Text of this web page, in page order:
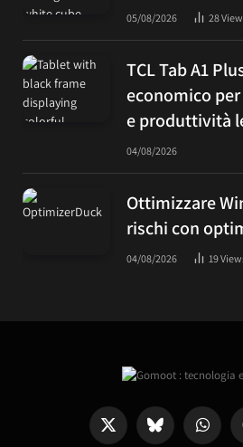
05/08/2026 28
TCL Tab A1
economico
e produttività
04/08/2026
Ottimizzare
rischi con
04/08/2026 19
X
Bluesky